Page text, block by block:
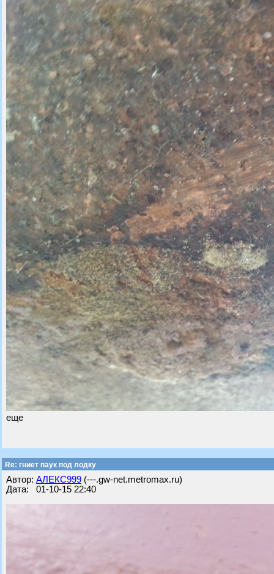
еще
Re: гниет паук под лодку
Автор: АЛЕКС999 (---.gw-net.metromax.ru)
Дата: 01-10-15 22:40